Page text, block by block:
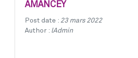
AMANCEY
Post date : 23 mars 2022
Author : lAdmin